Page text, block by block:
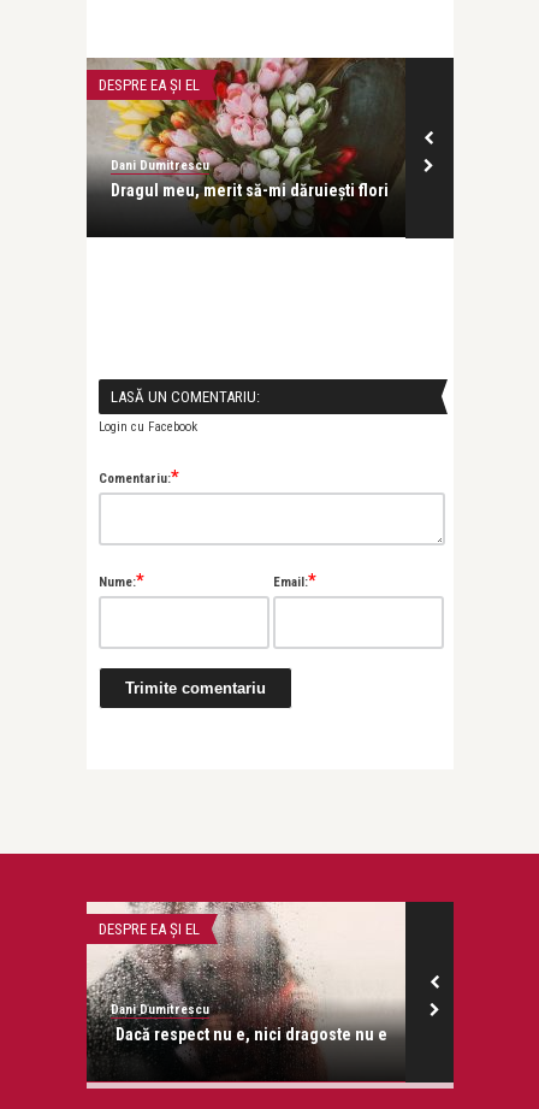
DESPRE EA ŞI EL
Dani Dumitrescu
Dragul meu, merit să-mi dăruieşti flori
LASĂ UN COMENTARIU:
Login cu Facebook
Comentariu:*
Nume:* Email:*
DESPRE EA ŞI EL
Dani Dumitrescu
Dacă respect nu e, nici dragoste nu e